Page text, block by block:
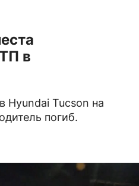
в
Hyundai Tucson на
погиб.